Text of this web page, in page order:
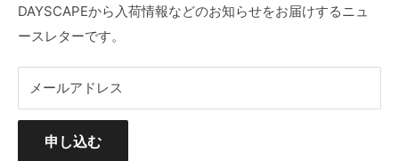
DAYSCAPEから入荷情報などのお知らせをお届けするニュ
ースレターです。
メールアドレス
申し込む
利用規約